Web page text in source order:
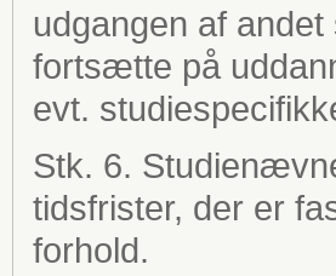
udgangen af
fortsætte på
evt.
Stk. 6.
tidsfrister, der er
forhold.